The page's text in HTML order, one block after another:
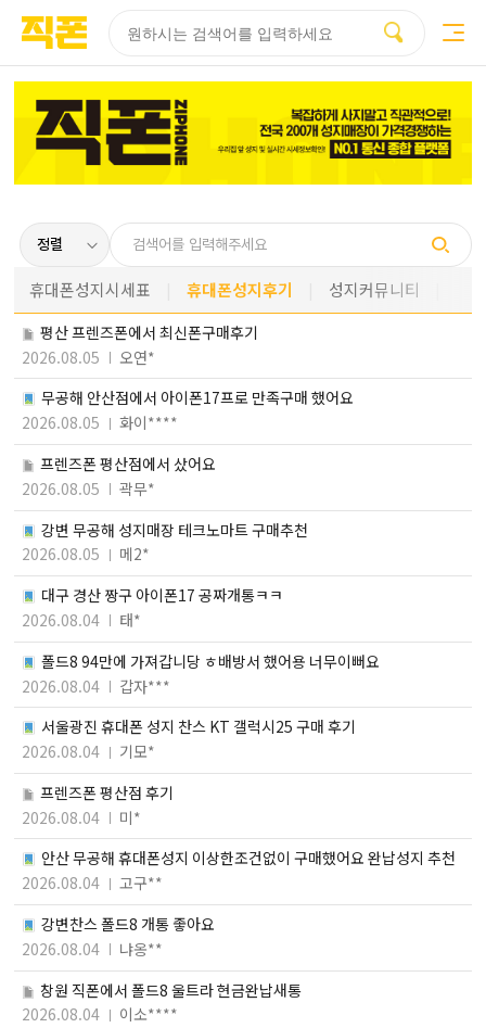
휴대폰성지시세표 휴대폰성지후기 성지커뮤니티
평산 프렌즈폰에서 최신폰구매후기
2026.08.05
오연*
무공해 안산점에서 아이폰17프로 만족구매 했어요
2026.08.05
화이****
프렌즈폰 평산점에서 샀어요
2026.08.05
곽무*
강변 무공해 성지매장 테크노마트 구매추천
2026.08.05
메2*
대구 경산 짱구 아이폰17 공짜개통ㅋㅋ
2026.08.04
태*
폴드8 94만에 가져갑니당 ㅎ배방서 했어용 너무이뻐요
2026.08.04
갑자***
서울광진 휴대폰 성지 찬스 KT 갤럭시25 구매 후기
2026.08.04
기모*
프렌즈폰 평산점 후기
2026.08.04
미*
안산 무공해 휴대폰성지 이상한조건없이 구매했어요 완납성지 추천
2026.08.04
고구**
강변찬스 폴드8 개통 좋아요
2026.08.04
냐옹**
창원 직폰에서 폴드8 울트라 현금완납새통
2026.08.04
이소****
페이지
페이지
페이지
페이지